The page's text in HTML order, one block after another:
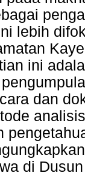
lebih
ini
dan
di